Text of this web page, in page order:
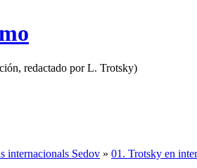
redactado por L. Trotsky)
internacionals Sedov » 01. Trotsky en